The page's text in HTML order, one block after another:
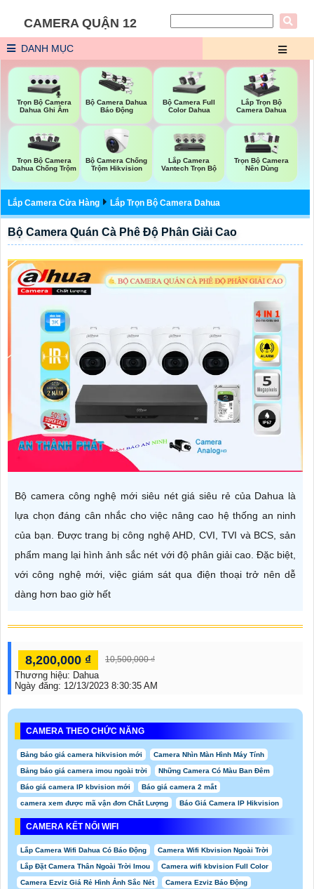
CAMERA QUẬN 12
DANH MỤC
Trọn Bộ Camera
Dahua Ghi Âm
Bộ Camera Dahua
Báo Động
Bộ Camera Full
Color Dahua
Lắp Trọn Bộ
Camera Dahua
Trọn Bộ Camera
Dahua Chống Trộm
Bộ Camera Chống
Trộm Hikvision
Lắp Camera
Vantech Trọn Bộ
Trọn Bộ Camera
Nên Dùng
Lắp Camera Cửa Hàng Lắp Trọn Bộ Camera Dahua
Bộ Camera Quán Cà Phê Độ Phân Giải Cao
Bộ camera công nghệ mới siêu nét giá siêu rẻ của Dahua là
lựa chọn đáng cân nhắc cho việc nâng cao hệ thống an ninh
của bạn. Được trang bị công nghệ AHD, CVI, TVI và BCS, sản
phẩm mang lại hình ảnh sắc nét với độ phân giải cao. Đặc biệt,
với công nghệ mới, việc giám sát qua điện thoại trở nên dễ
dàng hơn bao giờ hết
8,200,000 ₫ 10,500,000 ₫
Thương hiệu: Dahua
Ngày đăng: 12/13/2023 8:30:35 AM
CAMERA THEO CHỨC NĂNG
Bảng báo giá camera hikvision mới Camera Nhìn Màn Hình Máy Tính
Bảng báo giá camera imou ngoài trời Những Camera Có Màu Ban Đêm
Báo giá camera IP kbvision mới Báo giá camera 2 mắt
camera xem được mã vận đơn Chất Lượng Báo Giá Camera IP Hikvision
CAMERA KẾT NỐI WIFI
Lắp Camera Wifi Dahua Có Báo Động Camera Wifi Kbvision Ngoài Trời
Lắp Đặt Camera Thân Ngoài Trời Imou Camera wifi kbvision Full Color
Camera Ezviz Giá Rẻ Hình Ảnh Sắc Nét Camera Ezviz Báo Động